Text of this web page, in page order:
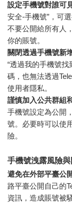
設定手機號對誰可
安全-手機號”，可
不要公開給所有人
你的賬號。
關閉透過手機號新
“透過我的手機號
碼，也無法透過
使用者隱私。
謹慎加入公共群組
手機號設定為公開
號。必要時可以使
險。
手機號洩露風險
避免在外部平臺公
路平臺公開自己的
資訊，造成賬號被